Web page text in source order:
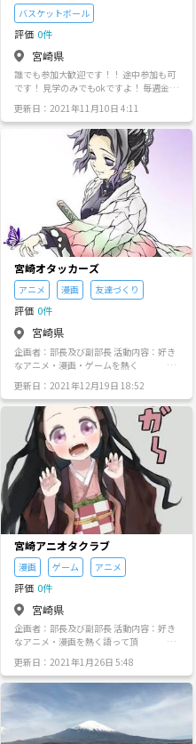
バスケットボール
評価 0件
宮崎県
誰でも参加大歓迎です！！ 途中参加も可
です！ 見学のみでもokですよ！ 毎週金曜
してます！ 自由参加ですので来れる日の
みでok！ 基本的に10〜16人集まりま
ますが、1on1や3on3など出来ることをや
って楽しんでます(´‘▽‘｀) ☆日程・場所
について 毎週金曜日20:00〜22:00 宮崎
市：東高校(青少年プラザ)体育館 ☆参加
費について 基本参加費：100円/日 初回参
加費：無料です！ 紹介：新規に友達を連
れて来て貰った時も無料です！ ☆持ち物
について バスケが出来る服であればどん
な格好もok！ 靴もバスケットシューズが
1番ですが、室内シューズであれば何でも
ok！ あとは各自必要なものをお願いしま
す！ ※ボールは持参です
更新日：2021年11月10日 4:11
宮崎オタッカーズ
アニメ 漫画 友達づくり
評価 0件
宮崎県
企画者：部長及び副部長 活動内容：好き
なアニメ・漫画・ゲームを熱く
アニメ・漫画、ゲーム最近の気
にな るアニメ・漫画、ゲーム
今後流行る であろうアニメ・
漫画・ゲームを話 し合う等。
交流が深まった際に（コロナ
終息 後）了承の上で、各県の
アニメイト 巡りや飲み会、ボ
ーリング大会、カ ラオケ大会
を行っていきたいと思い ま
す。 ※注意点：勧誘や誹謗中傷等が少し
でも発覚・ 発見した場合は、
即座に退会して頂 きます。
また、敬語をしっかり使いまし
ょ う。 上記を考え
てます。是非お気軽にご参加ください。
そして、一緒にアニメ・漫画・ゲームを
熱く語っていきましょう〜😁
更新日：2021年12月19日 18:52
宮崎アニオタクラブ
漫画 ゲーム アニメ
評価 0件
宮崎県
企画者：部長及び副部長 活動内容：好き
なアニメ・漫画を熱く語って頂
漫画、最近の気になるアニメ・
漫 画、今後流行るであろうア
ニメ・漫 画を話し合う等。
交流が深まった際に（コロナ終
息 後）了承の上で、各県のア
ニメイト 巡りや飲み会、ボー
更新日：2021年1月26日 5:48